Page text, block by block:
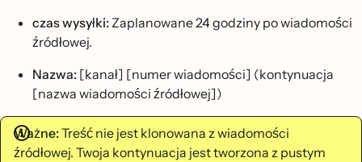
czas wysyłki: Zaplanowane 24 godziny po wiadomości
źródłowej.
Nazwa: [kanał] [numer wiadomości] (kontynuacja
[nazwa wiadomości źródłowej])
Ważne:Treść nie jest klonowana z wiadomości
źródłowej. Twoja kontynuacja jest tworzona z pustym